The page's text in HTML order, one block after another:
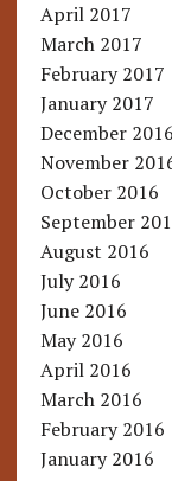
April 2017
March 2017
February 2017
January 2017
December 2016
November
October 2016
September
August 2016
July 2016
June 2016
May 2016
April 2016
March 2016
February 2016
January 2016